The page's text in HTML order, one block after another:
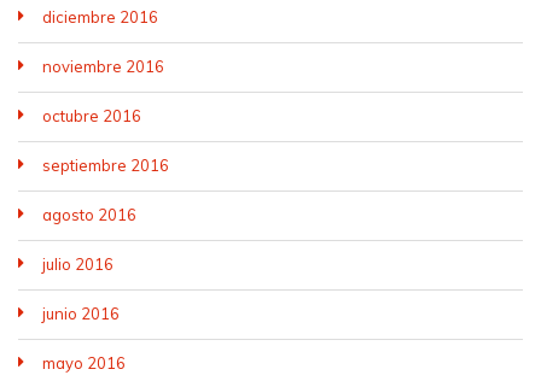
diciembre 2016
noviembre 2016
octubre 2016
septiembre 2016
agosto 2016
julio 2016
junio 2016
mayo 2016